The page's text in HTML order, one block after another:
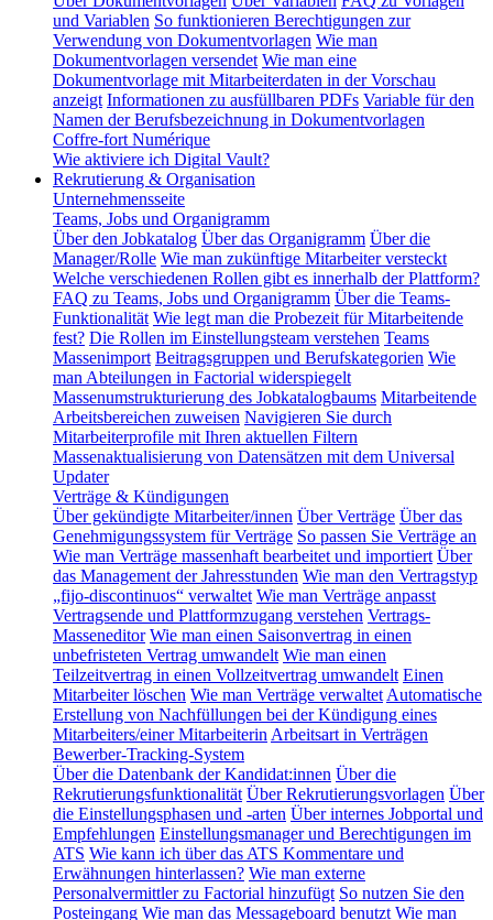
und Variablen So funktionieren Berechtigungen zur
Verwendung von Dokumentvorlagen Wie man
Dokumentvorlagen versendet Wie man eine
Dokumentvorlage mit Mitarbeiterdaten in der Vorschau
anzeigt Informationen zu ausfüllbaren PDFs Variable für den
Namen der Berufsbezeichnung in Dokumentvorlagen
Coffre-fort Numérique
Wie aktiviere ich Digital Vault?
Rekrutierung & Organisation
Unternehmensseite
Teams, Jobs und Organigramm
Über den Jobkatalog Über das Organigramm Über die
Manager/Rolle Wie man zukünftige Mitarbeiter versteckt
Welche verschiedenen Rollen gibt es innerhalb der Plattform?
FAQ zu Teams, Jobs und Organigramm Über die Teams-
Funktionalität Wie legt man die Probezeit für Mitarbeitende
fest? Die Rollen im Einstellungsteam verstehen Teams
Massenimport Beitragsgruppen und Berufskategorien Wie
man Abteilungen in Factorial widerspiegelt
Massenumstrukturierung des Jobkatalogbaums Mitarbeitende
Arbeitsbereichen zuweisen Navigieren Sie durch
Mitarbeiterprofile mit Ihren aktuellen Filtern
Massenaktualisierung von Datensätzen mit dem Universal
Updater
Verträge & Kündigungen
Über gekündigte Mitarbeiter/innen Über Verträge Über das
Genehmigungssystem für Verträge So passen Sie Verträge an
Wie man Verträge massenhaft bearbeitet und importiert Über
das Management der Jahresstunden Wie man den Vertragstyp
„fijo-discontinuos“ verwaltet Wie man Verträge anpasst
Vertragsende und Plattformzugang verstehen Vertrags-
Masseneditor Wie man einen Saisonvertrag in einen
unbefristeten Vertrag umwandelt Wie man einen
Teilzeitvertrag in einen Vollzeitvertrag umwandelt Einen
Mitarbeiter löschen Wie man Verträge verwaltet Automatische
Erstellung von Nachfüllungen bei der Kündigung eines
Mitarbeiters/einer Mitarbeiterin Arbeitsart in Verträgen
Bewerber-Tracking-System
Über die Datenbank der Kandidat:innen Über die
Rekrutierungsfunktionalität Über Rekrutierungsvorlagen Über
die Einstellungsphasen und -arten Über internes Jobportal und
Empfehlungen Einstellungsmanager und Berechtigungen im
ATS Wie kann ich über das ATS Kommentare und
Erwähnungen hinterlassen? Wie man externe
Personalvermittler zu Factorial hinzufügt So nutzen Sie den
Posteingang Wie man das Messageboard benutzt Wie man